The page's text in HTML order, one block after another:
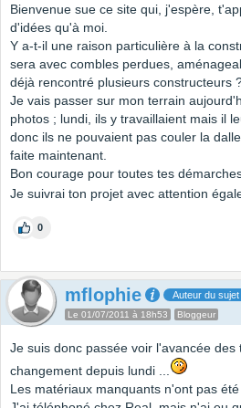
Bienvenue sue ce site qui, j'espère,
d'idées qu'à moi.
Y a-t-il une raison particulière à la
sera avec combles perdues,
déjà rencontré plusieurs constructeurs
Je vais passer sur mon terrain
photos ; lundi, ils y travaillaient mais il
donc ils ne pouvaient pas couler la
faite maintenant.
Bon courage pour toutes tes
Je suivrai ton projet avec attention
0
mflophie Auteur du sujet
Le 01/07/2011 à 18h53 Bloggeur
Je suis donc passée voir l'avancée des
changement depuis lundi ...
Les matériaux manquants n'ont pas